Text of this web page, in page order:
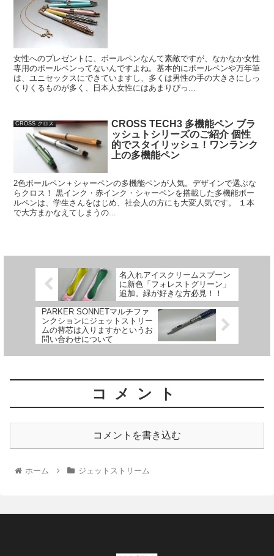
女性へのプレゼントに、ボールペンなんて素敵ですが、なかなか女性
専用のボールペンってないんですよね。基本的にボールペンや万年筆
は、ユニセックスにできていますし、多くは男性の手の大きさにしっ
くりくるものが多く、日本人女性にはあまりぴっ...
CROSS クロス
CROSS TECH3 多機能ペン ブラ
ッシュトシリーズのご紹介 個性
的でスタイリッシュ！ワンランク
上の多機能ペン
2色ボールペン＋シャーペンの多機能ペンが人気。デザインで選ぶな
らクロス！ 黒インク・赤インク・シャーペンを搭載した多機能ボー
ルペンは、学生さんをはじめ、社会人の方にも大変人気です。 １本
で大方まかなえてしまうの...
名入れアイスクリームスプーン
に新色「フォレストグリーン」
追加。緑が好きな方必見！！
PARKER SONNETマルチファ
ンクションにジェットストリー
ムの替芯は入りますかというお
問い合わせについて
コメント
コメントを書き込む
ホーム ジェットストリーム